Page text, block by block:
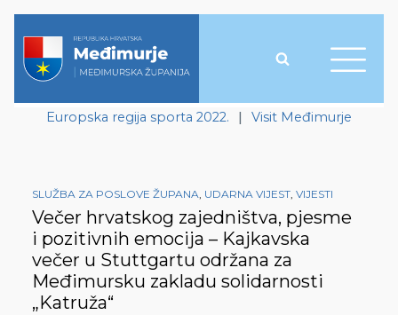
Europska regija sporta 2022. | Visit Međimurje
SLUŽBA ZA POSLOVE ŽUPANA, UDARNA VIJEST, VIJESTI
Večer hrvatskog zajedništva, pjesme
i pozitivnih emocija – Kajkavska
večer u Stuttgartu održana za
Međimursku zakladu solidarnosti
„Katruža“